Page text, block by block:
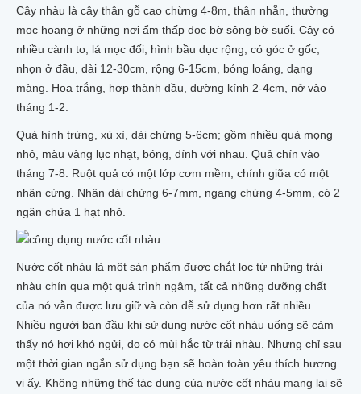
THẠCH TRÁI NHÀU_NONI JELLY
NHÀU NGÂM RƯỢU_NGÂM ĐƯỜNG
RƯỢU NGÂM TRÁI NHÀU TƯƠI
RƯỢU NGÂM TRÁI NHÀU KHÔ
RƯỢU NGÂM RỄ NHÀU
TRÁI NHÀU NGÂM ĐƯỜNG MÍA
NHÀU TƯƠI NGÂM ĐƯỜNG PHÈN
XÀ BÔNG NHÀU COCOSAVON
XÀ BÔNG NHÀU ADEVA
KEM CHỐNG NẮNG NHÀU
KEM ĐÁNH RĂNG NHÀU
02 BÁNH XÀ BÔNG NHÀU
SỮA RỬA MẶT TRÁI NHÀU
SẢN PHẨM KHÁC TỪ NHÀU
CÂY NHÀU GIỐNG
100GR HẠT NHÀU GIỐNG
Liên hệ
Cây nhàu là cây thân gỗ cao chừng 4-8m, thân nhẵn, thường
mọc hoang ở những nơi ẩm thấp dọc bờ sông bờ suối. Cây có
nhiều cành to, lá mọc đối, hình bầu dục rộng, có góc ở gốc,
nhọn ở đầu, dài 12-30cm, rộng 6-15cm, bóng loáng, dạng
màng. Hoa trắng, hợp thành đầu, đường kính 2-4cm, nở vào
tháng 1-2.
Quả hình trứng, xù xì, dài chừng 5-6cm; gồm nhiều quả mọng
nhỏ, màu vàng lục nhạt, bóng, dính với nhau. Quả chín vào
tháng 7-8. Ruột quả có một lớp cơm mềm , chính giữa có một
nhân cứng. Nhân dài chừng 6-7mm, ngang chừng 4-5mm, có 2
ngăn chứa 1 hạt nhỏ
Nước cốt nhàu là một sản phẩm được chắt lọc từ những trái
nhàu chín qua một quá trình ngâm, tất cả những dưỡng chất
của nó vẫn được lưu giữ và còn dễ sử dụng hơn rất nhiều.
Nhiều người ban đầu khi sử dụng nước cốt nhàu uống sẽ cảm
thấy nó hơi khó ngửi, do có mùi hắc từ trái nhàu. Nhưng chỉ sau
một thời gian ngắn sử dụng bạn sẽ hoàn toàn yêu thích hương
vị ấy. Không những thế tác dụng của nước cốt nhàu mang lại sẽ